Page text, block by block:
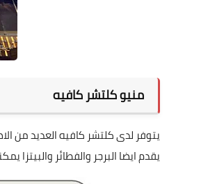
منيو كلتشر كافيه
يتوفر لدى كلتشر كافيه العديد من
يقدم ايضا البرجر والفطائر والبيتزا